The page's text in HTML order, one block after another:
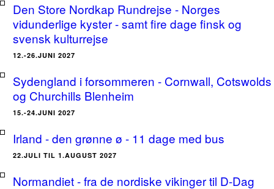
Den Store Nordkap Rundrejse - Norges
vidunderlige kyster - samt fire dage finsk og
svensk kulturrejse
12.-26.JUNI 2027
Sydengland i forsommeren - Cornwall, Cotswolds
og Churchills Blenheim
15.-24.JUNI 2027
Irland - den grønne ø - 11 dage med bus
22.JULI TIL 1.AUGUST 2027
Normandiet - fra de nordiske vikinger til D-Dag